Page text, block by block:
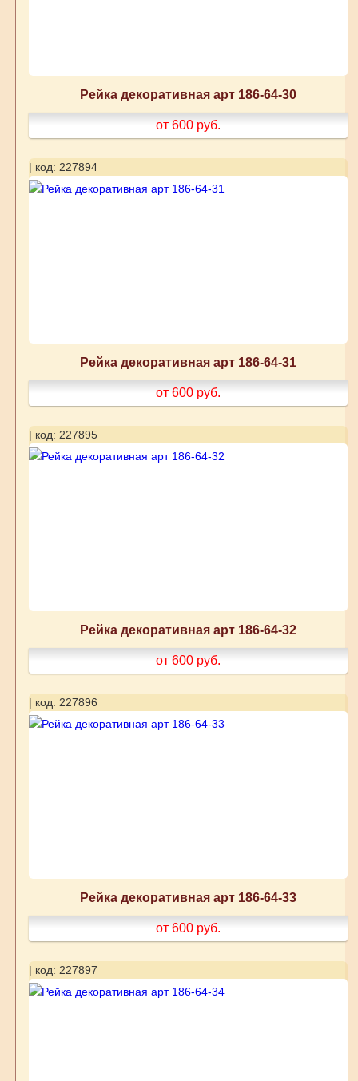
Рейка декоративная арт 186-64-30
от 600 руб.
| код: 227894
Рейка декоративная арт 186-64-31
от 600 руб.
| код: 227895
Рейка декоративная арт 186-64-32
от 600 руб.
| код: 227896
Рейка декоративная арт 186-64-33
от 600 руб.
| код: 227897